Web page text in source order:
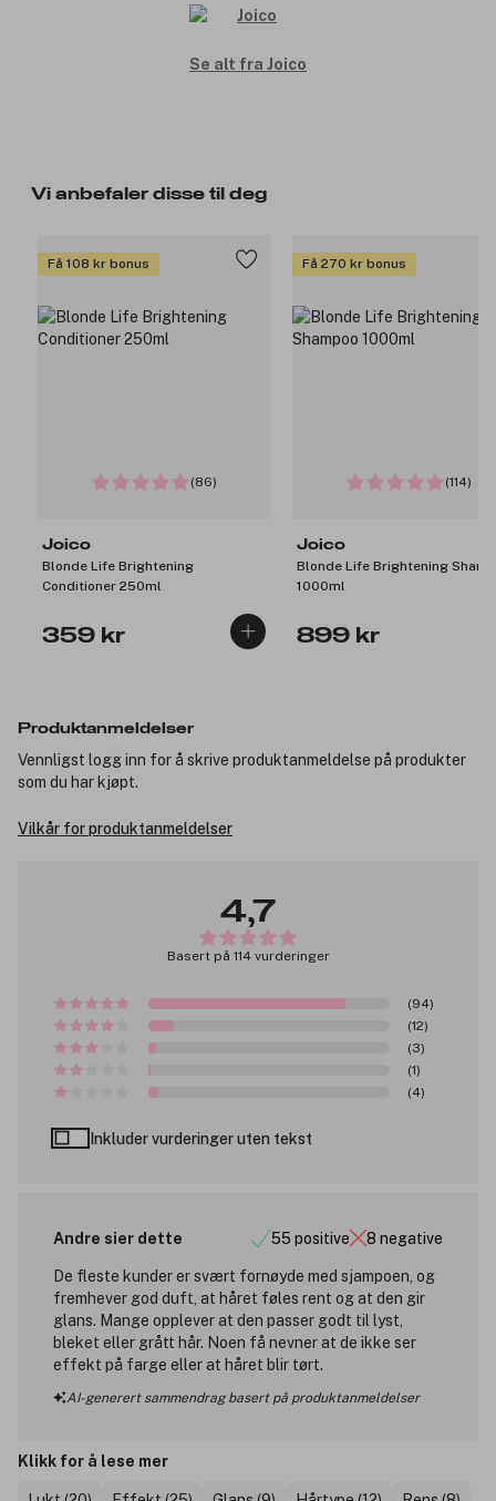
Se alt fra Joico
Vi anbefaler disse til deg
Få 108 kr bonus
(86)
Joico
Blonde Life Brightening
Conditioner 250ml
359 kr
Få 270 kr bonus
(114)
Joico
Blonde Life Brightening
1000ml
899 kr
Produktanmeldelser
Vennligst logg inn for å skrive produktanmeldelse på produkter
som du har kjøpt.
Vilkår for produktanmeldelser
4,7
Basert på 114 vurderinger
(94)
(12)
(3)
(1)
(4)
Inkluder vurderinger uten tekst
Andre sier dette 55 positive 8 negative
De fleste kunder er svært fornøyde med sjampoen, og
fremhever god duft, at håret føles rent og at den gir
glans. Mange opplever at den passer godt til lyst,
bleket eller grått hår. Noen få nevner at de ikke ser
effekt på farge eller at håret blir tørt.
AI-generert sammendrag basert på produktanmeldelser
Klikk for å lese mer